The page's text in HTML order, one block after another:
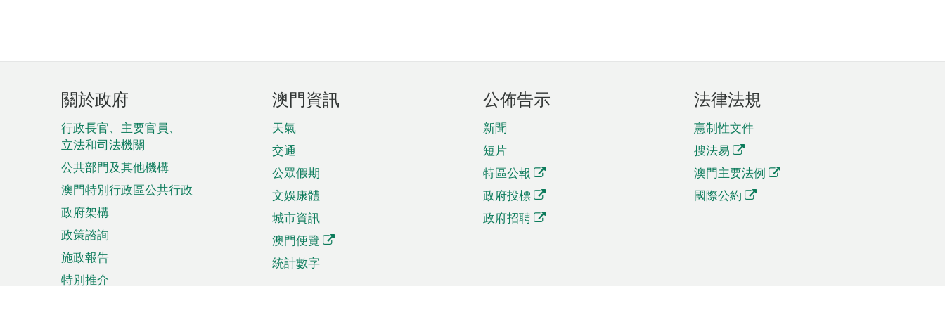
頁
腳
菜
單
關於政府
行政長官、主要官員、
立法和司法機關
公共部門及其他機構
澳門特別行政區公共行政
政府架構
政策諮詢
施政報告
特別推介
澳門資訊
天氣
交通
公眾假期
文娛康體
城市資訊
澳門便覽
統計數字
公佈告示
新聞
短片
特區公報
政府投標
政府招聘
法律法規
憲制性文件
搜法易
澳門主要法例
國際公約